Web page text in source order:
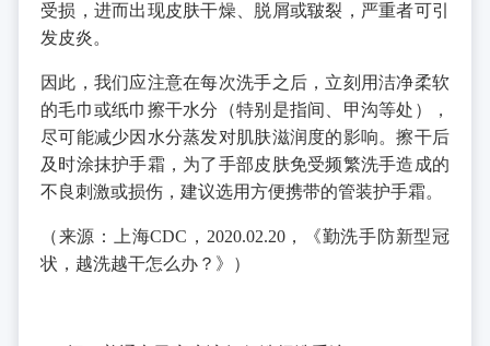
受损，进而出现皮肤干燥、脱屑或皲裂，严重者可引
发皮炎。
因此，我们应注意在每次洗手之后，立刻用洁净柔软
的毛巾或纸巾擦干水分（特别是指间、甲沟等处），
尽可能减少因水分蒸发对肌肤滋润度的影响。擦干后
及时涂抹护手霜，为了手部皮肤免受频繁洗手造成的
不良刺激或损伤，建议选用方便携带的管装护手霜。
（来源：上海CDC，2020.02.20，《勤洗手防新型冠
状，越洗越干怎么办？》）